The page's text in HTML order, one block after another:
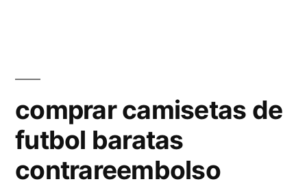
comprar camisetas de
futbol baratas
contrareembolso